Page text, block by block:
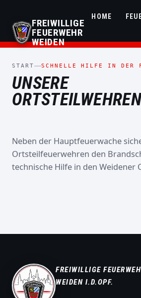
FREIWILLIGE
FEUERWEHR
WEIDEN
HOME
START SCHNELLE HILFE IN DER
UNSERE
ORTSTEILWEHREN
Neben der Hauptfeuerwache
Ortsteilfeuerwehren den
technische Hilfe in den Weidener
ORTSTEILFEUERWEHR
DER STADT WEIDEN
FF
DER STADT
FF
ORTSTEILFEUERWEHR
DER STADT WEIDEN
FF
DER STADT
FREIWILLIGE
WEIDEN I.D.OPF.